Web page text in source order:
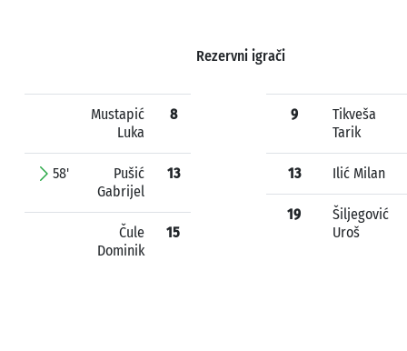
Rezervni igrači
Mustapić
Luka
8
58'
Pušić
Gabrijel
13
Čule
Dominik
15
9
Tikveša
Tarik
13 Ilić Milan
19
Šiljegović
Uroš